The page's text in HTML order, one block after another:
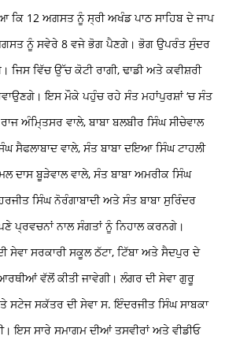
ਕਿ 12 ਅਗਸਤ ਨੂੰ ਸ੍ਰੀ ਅਖੰਡ ਪਾਠ ਸਾਹਿਬ ਦੇ ਜਾਪ
ਨੂੰ ਸਵੇਰੇ 8 ਵਜੇ ਭੋਗ ਪੈਣਗੇ। ਭੋਗ ਉਪਰੰਤ ਸੁੰਦਰ
ਜਿਸ ਵਿੱਚ ਉੱਚ ਕੋਟੀ ਰਾਗੀ, ਢਾਡੀ ਅਤੇ ਕਵੀਸ਼ਰੀ
ਇਸ ਮੌਕੇ ਪਹੁੰਚ ਰਹੇ ਸੰਤ ਮਹਾਂਪੁਰਸ਼ਾਂ ‘ਚ ਸੰਤ
ਅੰਮਿ੍ਤਸਰ ਵਾਲੇ, ਬਾਬਾ ਬਲਬੀਰ ਸਿੰਘ ਸੀਚੇਵਾਲ
ਸੈਫਲਾਬਾਦ ਵਾਲੇ, ਸੰਤ ਬਾਬਾ ਦਇਆ ਸਿੰਘ ਟਾਹਲੀ
ਦਾਸ ਬੂੜੇਵਾਲ ਵਾਲੇ, ਸੰਤ ਬਾਬਾ ਅਮਰੀਕ ਸਿੰਘ
ਸਿੰਘ ਨੋਰੰਗਾਬਾਦੀ ਅਤੇ ਸੰਤ ਬਾਬਾ ਸੁਰਿੰਦਰ
ਪ੍ਰਵਚਨਾਂ ਨਾਲ ਸੰਗਤਾਂ ਨੂੰ ਨਿਹਾਲ ਕਰਨਗੇ।
ਸੇਵਾ ਸਰਕਾਰੀ ਸਕੂਲ ਠੱਟਾ, ਟਿੱਬਾ ਅਤੇ ਸੈਦਪੁਰ ਦੇ
ਵੱਲੋਂ ਕੀਤੀ ਜਾਵੇਗੀ। ਲੰਗਰ ਦੀ ਸੇਵਾ ਗੁਰੂ
ਸਕੱਤਰ ਦੀ ਸੇਵਾ ਸ. ਇੰਦਰਜੀਤ ਸਿੰਘ ਸਾਬਕਾ
ਇਸ ਸਾਰੇ ਸਮਾਗਮ ਦੀਆਂ ਤਸਵੀਰਾਂ ਅਤੇ ਵੀਡੀਓ